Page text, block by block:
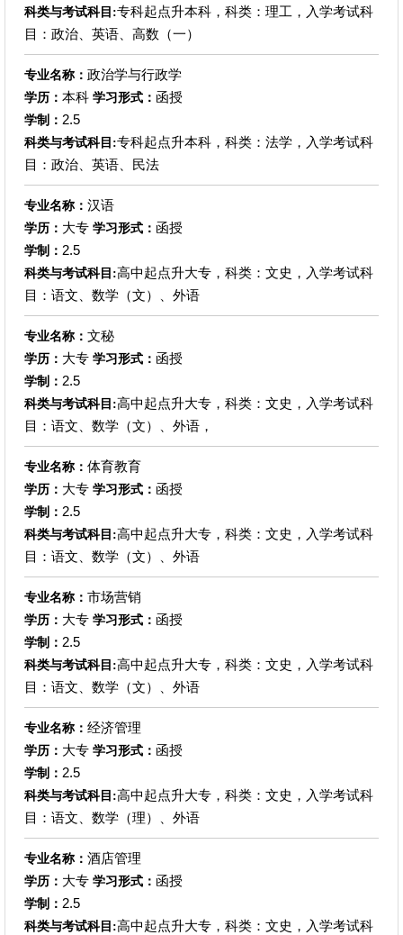
科类与考试科目:专科起点升本科，科类：理工，入学考试科
目：政治、英语、高数（一）
专业名称： 政治学与行政学
学历： 本科 学习形式： 函授
学制： 2.5
科类与考试科目:专科起点升本科，科类：法学，入学考试科
目：政治、英语、民法
专业名称： 汉语
学历： 大专 学习形式： 函授
学制： 2.5
科类与考试科目:高中起点升大专，科类：文史，入学考试科
目：语文、数学（文）、外语
专业名称： 文秘
学历： 大专 学习形式： 函授
学制： 2.5
科类与考试科目:高中起点升大专，科类：文史，入学考试科
目：语文、数学（文）、外语，
专业名称： 体育教育
学历： 大专 学习形式： 函授
学制： 2.5
科类与考试科目:高中起点升大专，科类：文史，入学考试科
目：语文、数学（文）、外语
专业名称： 市场营销
学历： 大专 学习形式： 函授
学制： 2.5
科类与考试科目:高中起点升大专，科类：文史，入学考试科
目：语文、数学（文）、外语
专业名称： 经济管理
学历： 大专 学习形式： 函授
学制： 2.5
科类与考试科目:高中起点升大专，科类：文史，入学考试科
目：语文、数学（理）、外语
专业名称： 酒店管理
学历： 大专 学习形式： 函授
学制： 2.5
科类与考试科目:高中起点升大专，科类：文史，入学考试科